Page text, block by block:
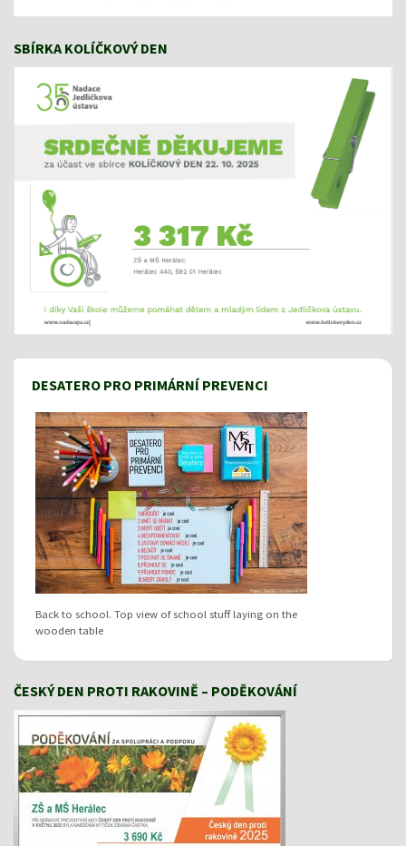
SBÍRKA KOLÍČKOVÝ DEN
DESATERO PRO PRIMÁRNÍ PREVENCI
Back to school. Top view of school stuff laying on the
wooden table
ČESKÝ DEN PROTI RAKOVINĚ – PODĚKOVÁNÍ